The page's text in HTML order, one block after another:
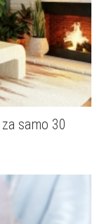
samo 30